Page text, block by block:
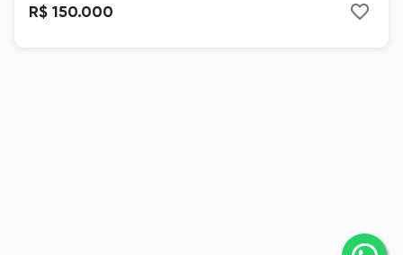
R$ 150.000